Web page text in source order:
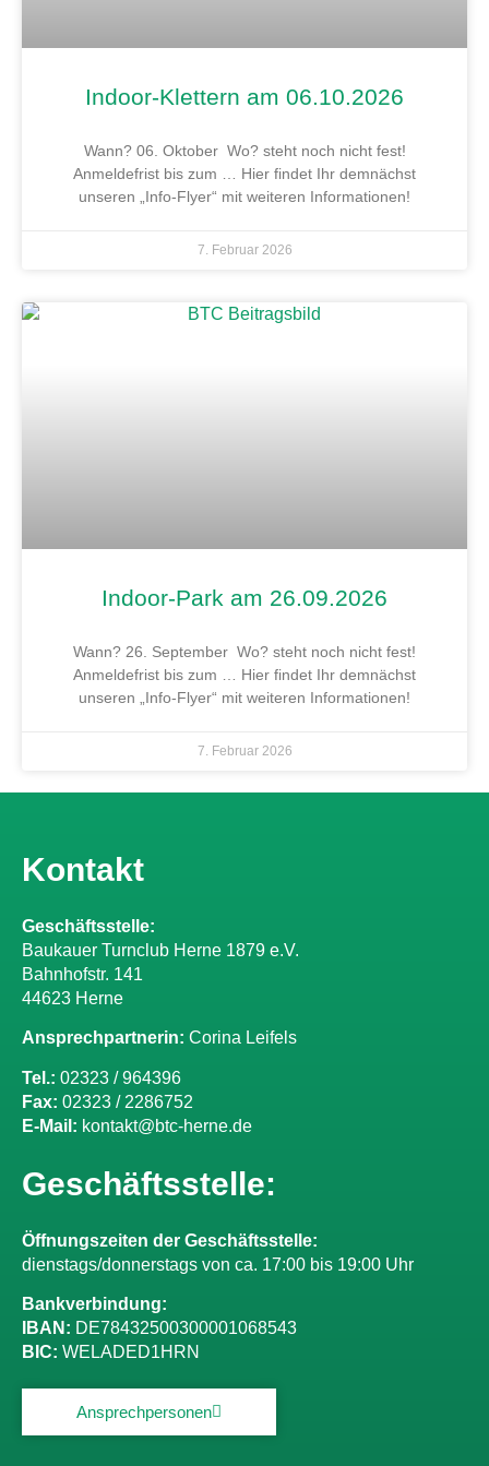
Indoor-Klettern am 06.10.2026
Wann? 06. Oktober Wo? steht noch nicht fest!
Anmeldefrist bis zum … Hier findet Ihr demnächst
unseren „Info-Flyer“ mit weiteren Informationen!
7. Februar 2026
Indoor-Park am 26.09.2026
Wann? 26. September Wo? steht noch nicht fest!
Anmeldefrist bis zum … Hier findet Ihr demnächst
unseren „Info-Flyer“ mit weiteren Informationen!
7. Februar 2026
Kontakt
Geschäftsstelle:
Baukauer Turnclub Herne 1879 e.V.
Bahnhofstr. 141
44623 Herne
Ansprechpartnerin: Corina Leifels
Tel.: 02323 / 964396
Fax: 02323 / 2286752
E-Mail: kontakt@btc-herne.de
Geschäftsstelle:
Öffnungszeiten der Geschäftsstelle:
dienstags/donnerstags von ca. 17:00 bis 19:00 Uhr
Bankverbindung:
IBAN: DE78432500300001068543
BIC: WELADED1HRN
Ansprechpersonen